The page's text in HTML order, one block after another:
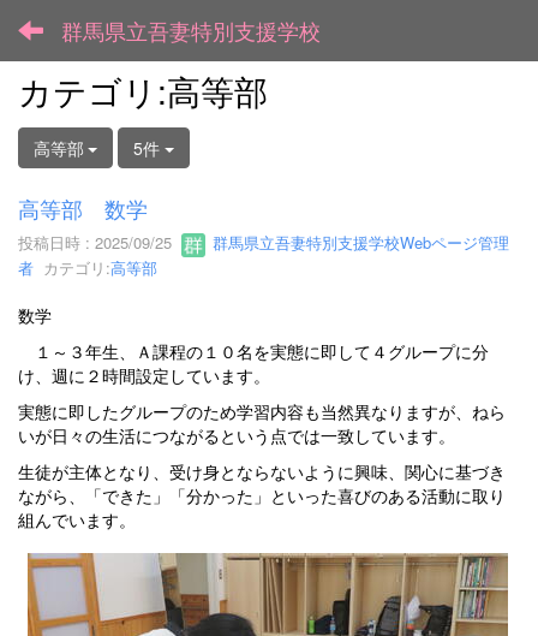
群馬県立吾妻特別支援学校
カテゴリ:高等部
高等部 5件
高等部 数学
投稿日時 : 2025/09/25
群馬県立吾妻特別支援学校Webページ管理
者 カテゴリ:高等部
数学
１～３年生、Ａ課程の１０名を実態に即して４グループに分
け、週に２時間設定しています。
実態に即したグループのため学習内容も当然異なりますが、ねら
いが日々の生活につながるという点では一致しています。
生徒が主体となり、受け身とならないように興味、関心に基づき
ながら、「できた」「分かった」といった喜びのある活動に取り
組んでいます。